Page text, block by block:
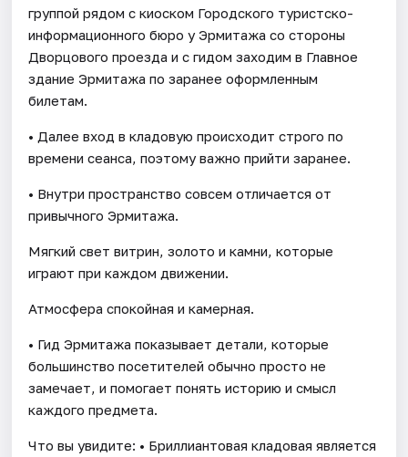
группой рядом с киоском Городского туристско-
информационного бюро у Эрмитажа со стороны
Дворцового проезда и с гидом заходим в Главное
здание Эрмитажа по заранее оформленным
билетам.
• Далее вход в кладовую происходит строго по
времени сеанса, поэтому важно прийти заранее.
• Внутри пространство совсем отличается от
привычного Эрмитажа.
Мягкий свет витрин, золото и камни, которые
играют при каждом движении.
Атмосфера спокойная и камерная.
• Гид Эрмитажа показывает детали, которые
большинство посетителей обычно просто не
замечает, и помогает понять историю и смысл
каждого предмета.
Что вы увидите: • Бриллиантовая кладовая является